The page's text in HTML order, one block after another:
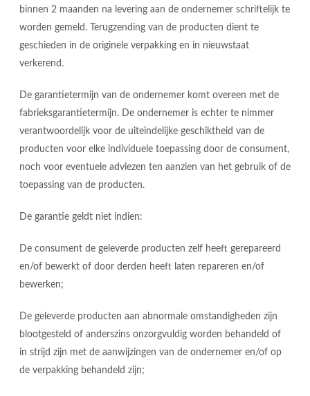
binnen 2 maanden na levering aan de ondernemer schriftelijk te
worden gemeld. Terugzending van de producten dient te
geschieden in de originele verpakking en in nieuwstaat
verkerend.
De garantietermijn van de ondernemer komt overeen met de
fabrieksgarantietermijn. De ondernemer is echter te nimmer
verantwoordelijk voor de uiteindelijke geschiktheid van de
producten voor elke individuele toepassing door de consument,
noch voor eventuele adviezen ten aanzien van het gebruik of de
toepassing van de producten.
De garantie geldt niet indien:
De consument de geleverde producten zelf heeft gerepareerd
en/of bewerkt of door derden heeft laten repareren en/of
bewerken;
De geleverde producten aan abnormale omstandigheden zijn
blootgesteld of anderszins onzorgvuldig worden behandeld of
in strijd zijn met de aanwijzingen van de ondernemer en/of op
de verpakking behandeld zijn;